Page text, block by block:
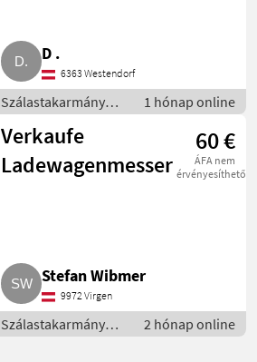
D .
6363 Westendorf
Szálastakarmány
betakarítók /
Rendfelszedő
pótkocsi
1 hónap online
Verkaufe
Ladewagenmesser
60 €
ÁFA nem
érvényesíthető
Stefan Wibmer
9972 Virgen
Szálastakarmány
betakarítók /
2 hónap online